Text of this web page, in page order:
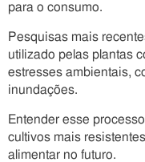
para o consumo.
Pesquisas mais
utilizado pelas plantas
estresses ambientais,
inundações.
Entender esse
cultivos mais
alimentar no futuro.